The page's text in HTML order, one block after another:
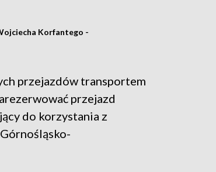
Korfantego -
przejazdów transportem
przejazd
do korzystania z